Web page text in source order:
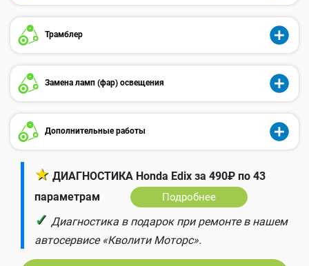
Трамблер
Замена ламп (фар) освещения
Дополнительные работы
★ ДИАГНОСТИКА Honda Edix за 490₽ по 43
параметрам
Подробнее
✓ Диагностика в подарок при ремонте в нашем
автосервисе «Кволити Моторс».